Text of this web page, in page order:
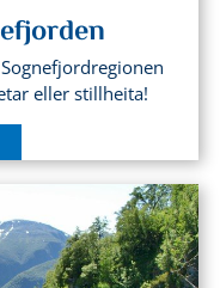
eller stillheita!